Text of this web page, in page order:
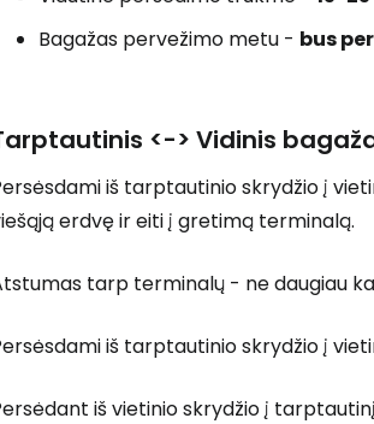
Bagažas pervežimo metu - bus
<-> Vidinis
iš tarptautinio skrydžio į
erdvę ir eiti į gretimą terminalą.
tarp terminalų - ne daugiau
iš tarptautinio skrydžio į
iš vietinio skrydžio į